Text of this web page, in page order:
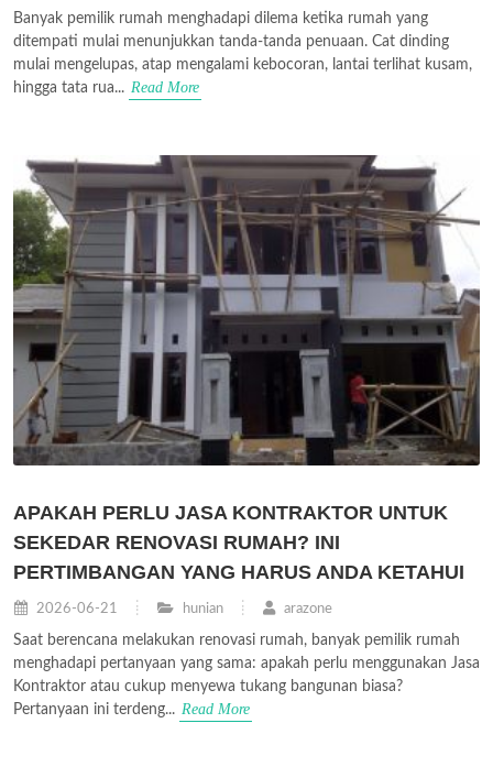
Banyak pemilik rumah menghadapi dilema ketika rumah yang
ditempati mulai menunjukkan tanda-tanda penuaan. Cat dinding
mulai mengelupas, atap mengalami kebocoran, lantai terlihat kusam,
hingga tata rua... Read More
APAKAH PERLU JASA KONTRAKTOR UNTUK
SEKEDAR RENOVASI RUMAH? INI
PERTIMBANGAN YANG HARUS ANDA KETAHUI
2026-06-21 hunian arazone
Saat berencana melakukan renovasi rumah, banyak pemilik rumah
menghadapi pertanyaan yang sama: apakah perlu menggunakan Jasa
Kontraktor atau cukup menyewa tukang bangunan biasa?
Pertanyaan ini terdeng... Read More